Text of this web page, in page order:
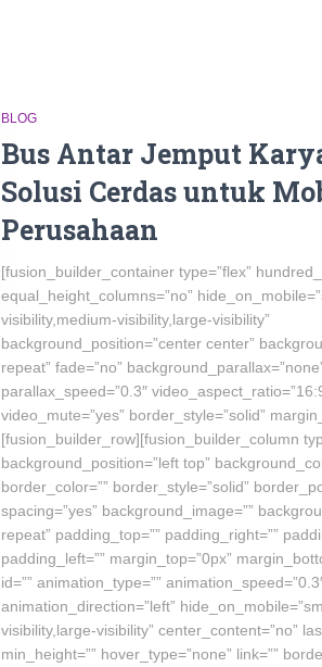
BLOG
Bus Antar Jemput
Solusi Cerdas untuk
Perusahaan
[fusion_builder_container type=”flex”
equal_height_columns=”no”
visibility,medium-visibility,large-visibility”
background_position=”center center”
repeat” fade=”no”
parallax_speed=”0.3″
video_mute=”yes” border_style=”solid”
[fusion_builder_row][fusion_builder_column
background_position=”left top”
border_color=”” border_style=”solid”
spacing=”yes” background_image=””
repeat” padding_top=”” padding_right=””
padding_left=”” margin_top=”0px”
id=”” animation_type=””
animation_direction=”left”
visibility,large-visibility” center_content=”no”
min_height=”” hover_type=”none” link=””